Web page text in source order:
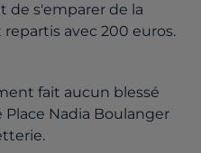
de s'emparer de la
avec 200 euros.
fait aucun blessé
Nadia Boulanger